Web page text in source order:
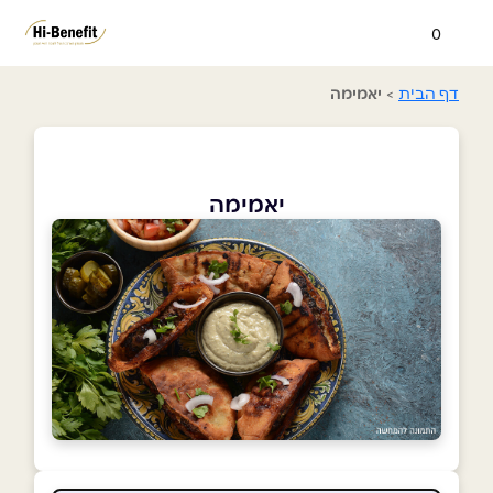
0
דף הבית > יאמימה
יאמימה